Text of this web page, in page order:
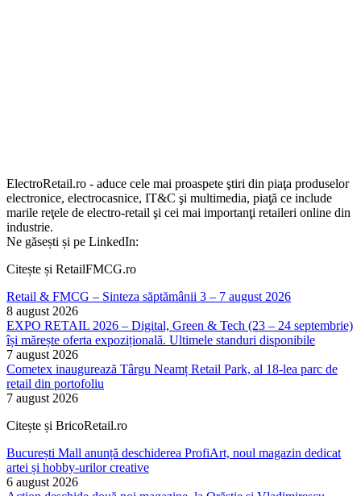
ElectroRetail.ro - aduce cele mai proaspete ştiri din piaţa produselor
electronice, electrocasnice, IT&C şi multimedia, piaţă ce include
marile reţele de electro-retail şi cei mai importanţi retaileri online din
industrie.
Ne găsești și pe LinkedIn:
Citește și RetailFMCG.ro
Retail & FMCG – Sinteza săptămânii 3 – 7 august 2026
8 august 2026
EXPO RETAIL 2026 – Digital, Green & Tech (23 – 24 septembrie)
își mărește oferta expozițională. Ultimele standuri disponibile
7 august 2026
Cometex inaugurează Târgu Neamț Retail Park, al 18-lea parc de
retail din portofoliu
7 august 2026
Citește și BricoRetail.ro
București Mall anunță deschiderea ProfiArt, noul magazin dedicat
artei și hobby-urilor creative
6 august 2026